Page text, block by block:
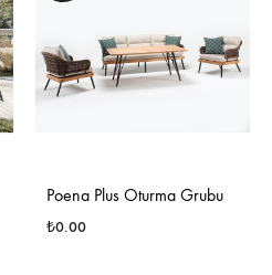
EKLE
Poena Plus Oturma Grubu
₺0.00